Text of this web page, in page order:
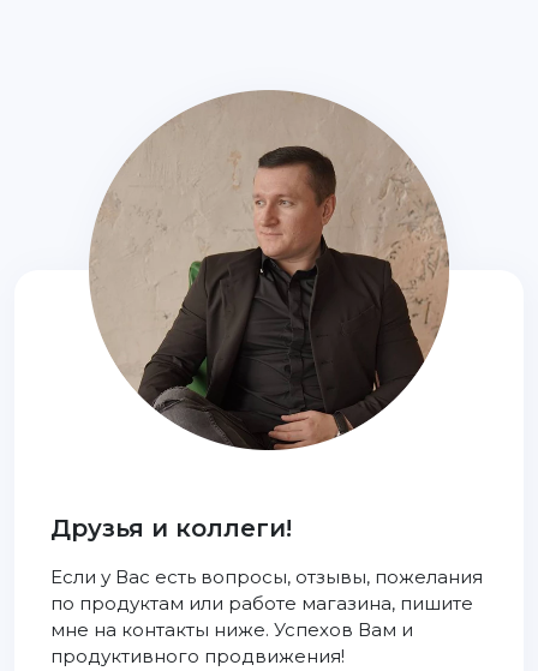
Друзья и коллеги!
Если у Вас есть вопросы, отзывы, пожелания
по продуктам или работе магазина, пишите
мне на контакты ниже. Успехов Вам и
продуктивного продвижения!